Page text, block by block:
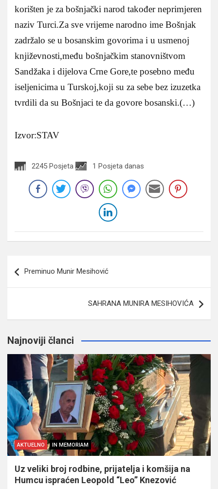
korišten je za bošnjački narod također neprimjeren
naziv Turci.Za sve vrijeme narodno ime Bošnjak
zadržalo se u bosanskim govorima i u usmenoj
književnosti,među bošnjačkim stanovništvom
Sandžaka i dijelova Crne Gore,te posebno među
iseljenicima u Turskoj,koji su za sebe bez izuzetka
tvrdili da su Bošnjaci te da govore bosanski.(…)
Izvor:STAV
2245 Posjeta 1 Posjeta danas
članaka
Preminuo Munir Mesihović
SAHRANA MUNIRA MESIHOVIĆA
Najnoviji članci
AKTUELNO IN MEMORIAM
Uz veliki broj rodbine, prijatelja i komšija na
Humcu ispraćen Leopold “Leo” Knezović